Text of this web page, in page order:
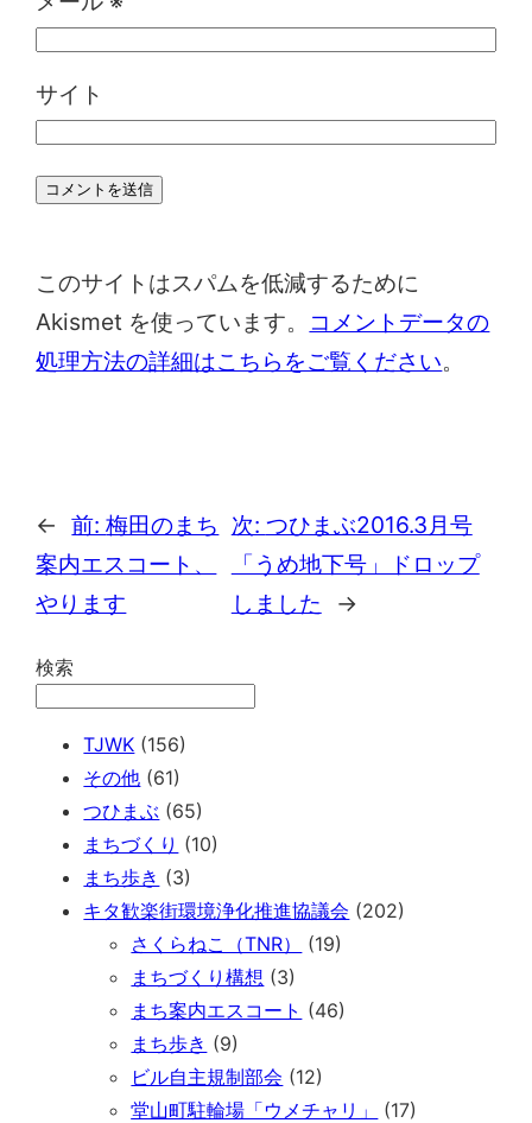
サイト
このサイトはスパムを低減するために
Akismet を使っています。
コメントデータの
処理方法の詳細はこちらをご覧ください。
← 前:梅田のまち
案内エスコート、
やります
次: つひまぶ2016.3月号
「うめ地下号」ドロップ
しました
→
検索
TJWK (156)
その他 (61)
つひまぶ (65)
まちづくり (10)
まち歩き (3)
キタ歓楽街環境浄化推進協議会 (202)
さくらねこ（TNR）
(19)
まちづくり構想 (3)
まち案内エスコート (46)
まち歩き (9)
ビル自主規制部会 (12)
堂山町駐輪場「ウメチャリ」
(17)